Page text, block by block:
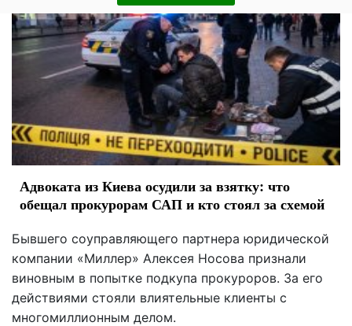
Адвоката из Киева осудили за взятку: что
обещал прокурорам САП и кто стоял за схемой
Бывшего соуправляющего партнера юридической
компании «Миллер» Алексея Носова признали
виновным в попытке подкупа прокуроров. За его
действиями стояли влиятельные клиенты с
многомиллионным делом.